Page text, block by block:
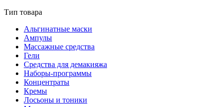
Тип товара
Альгинатные маски
Ампулы
Массажные средства
Гели
Средства для демакияжа
Наборы-программы
Концентраты
Кремы
Лосьоны и тоники